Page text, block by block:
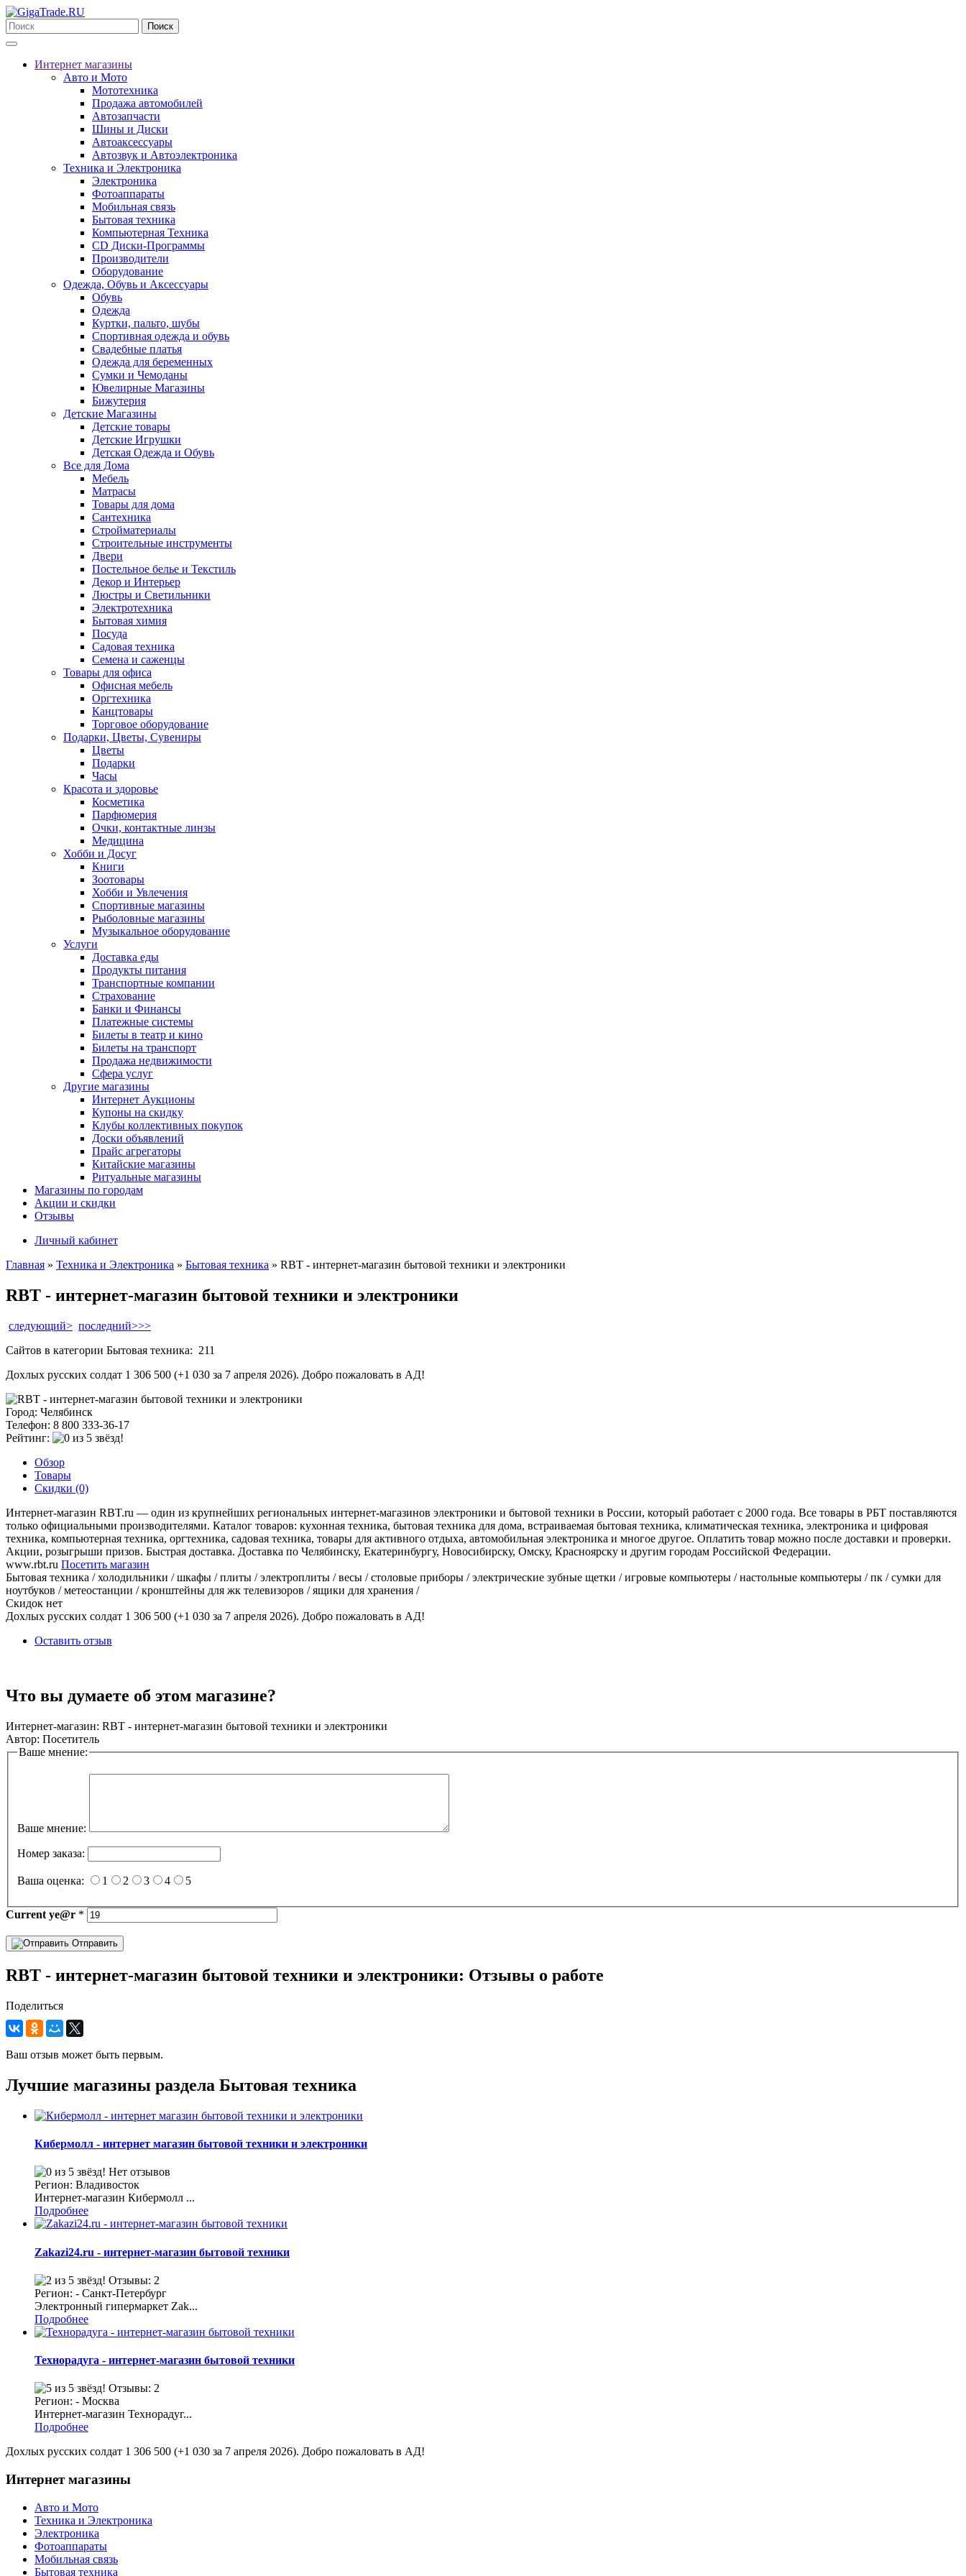
Поиск
Интернет магазины
Авто и Мото
Мототехника
Продажа автомобилей
Автозапчасти
Шины и Диски
Автоаксессуары
Автозвук и Автоэлектроника
Техника и Электроника
Электроника
Фотоаппараты
Мобильная связь
Бытовая техника
Компьютерная Техника
CD Диски-Программы
Производители
Оборудование
Одежда, Обувь и Аксессуары
Обувь
Одежда
Куртки, пальто, шубы
Спортивная одежда и обувь
Свадебные платья
Одежда для беременных
Сумки и Чемоданы
Ювелирные Магазины
Бижутерия
Детские Магазины
Детские товары
Детские Игрушки
Детская Одежда и Обувь
Все для Дома
Мебель
Матрасы
Товары для дома
Сантехника
Стройматериалы
Строительные инструменты
Двери
Постельное белье и Текстиль
Декор и Интерьер
Люстры и Светильники
Электротехника
Бытовая химия
Посуда
Садовая техника
Семена и саженцы
Товары для офиса
Офисная мебель
Оргтехника
Канцтовары
Торговое оборудование
Подарки, Цветы, Сувениры
Цветы
Подарки
Часы
Красота и здоровье
Косметика
Парфюмерия
Очки, контактные линзы
Медицина
Хобби и Досуг
Книги
Зоотовары
Хобби и Увлечения
Спортивные магазины
Рыболовные магазины
Музыкальное оборудование
Услуги
Доставка еды
Продукты питания
Транспортные компании
Страхование
Банки и Финансы
Платежные системы
Билеты в театр и кино
Билеты на транспорт
Продажа недвижимости
Сфера услуг
Другие магазины
Интернет Аукционы
Купоны на скидку
Клубы коллективных покупок
Доски объявлений
Прайс агрегаторы
Китайские магазины
Ритуальные магазины
Магазины по городам
Акции и скидки
Отзывы
Личный кабинет
Главная » Техника и Электроника » Бытовая техника » RBT - интернет-магазин бытовой техники и электроники
RBT - интернет-магазин бытовой техники и электроники
следующий> последний>>>
Сайтов в категории Бытовая техника: 211
Дохлых русских солдат 1 306 500 (+1 030 за 7 апреля 2026). Добро пожаловать в АД!
Город: Челябинск
Телефон: 8 800 333-36-17
Рейтинг:
Обзор
Товары
Скидки (0)
Интернет-магазин RBT.ru — один из крупнейших региональных интернет-магазинов электроники и бытовой техники в России, который работает с 2000 года. Все товары в РБТ поставляются
только официальными производителями. Каталог товаров: кухонная техника, бытовая техника для дома, встраиваемая бытовая техника, климатическая техника, электроника и цифровая
техника, компьютерная техника, оргтехника, садовая техника, товары для активного отдыха, автомобильная электроника и многое другое. Оплатить товар можно после доставки и проверки.
Акции, розыгрыши призов. Быстрая доставка. Доставка по Челябинску, Екатеринбургу, Новосибирску, Омску, Красноярску и другим городам Российской Федерации.
www.rbt.ru Посетить магазин
Бытовая техника / холодильники / шкафы / плиты / электроплиты / весы / столовые приборы / электрические зубные щетки / игровые компьютеры / настольные компьютеры / пк / сумки для
ноутбуков / метеостанции / кронштейны для жк телевизоров / ящики для хранения /
Скидок нет
Дохлых русских солдат 1 306 500 (+1 030 за 7 апреля 2026). Добро пожаловать в АД!
Оставить отзыв
Что вы думаете об этом магазине?
Интернет-магазин: RBT - интернет-магазин бытовой техники и электроники
Автор: Посетитель
Ваше мнение:
Ваше мнение:
Номер заказа:
Ваша оценка: 1 2 3 4 5
Current ye@r *
Отправить
RBT - интернет-магазин бытовой техники и электроники: Отзывы о работе
Поделиться
Ваш отзыв может быть первым.
Лучшие магазины раздела Бытовая техника
Кибермолл - интернет магазин бытовой техники и электроники
Нет отзывов
Регион: Владивосток
Интернет-магазин Кибермолл ...
Подробнее
Zakazi24.ru - интернет-магазин бытовой техники
Отзывы: 2
Регион: - Санкт-Петербург
Электронный гипермаркет Zak...
Подробнее
Технорадуга - интернет-магазин бытовой техники
Отзывы: 2
Регион: - Москва
Интернет-магазин Технорадуг...
Подробнее
Дохлых русских солдат 1 306 500 (+1 030 за 7 апреля 2026). Добро пожаловать в АД!
Интернет магазины
Авто и Мото
Техника и Электроника
Электроника
Фотоаппараты
Мобильная связь
Бытовая техника